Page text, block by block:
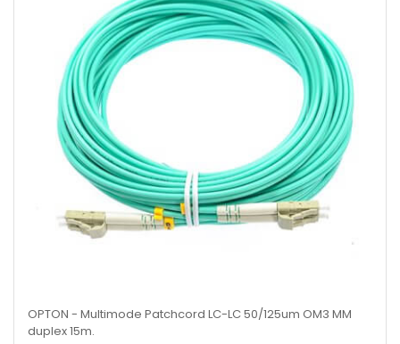
OPTON - Multimode Patchcord LC-LC 50/125um OM3 MM
duplex 15m.